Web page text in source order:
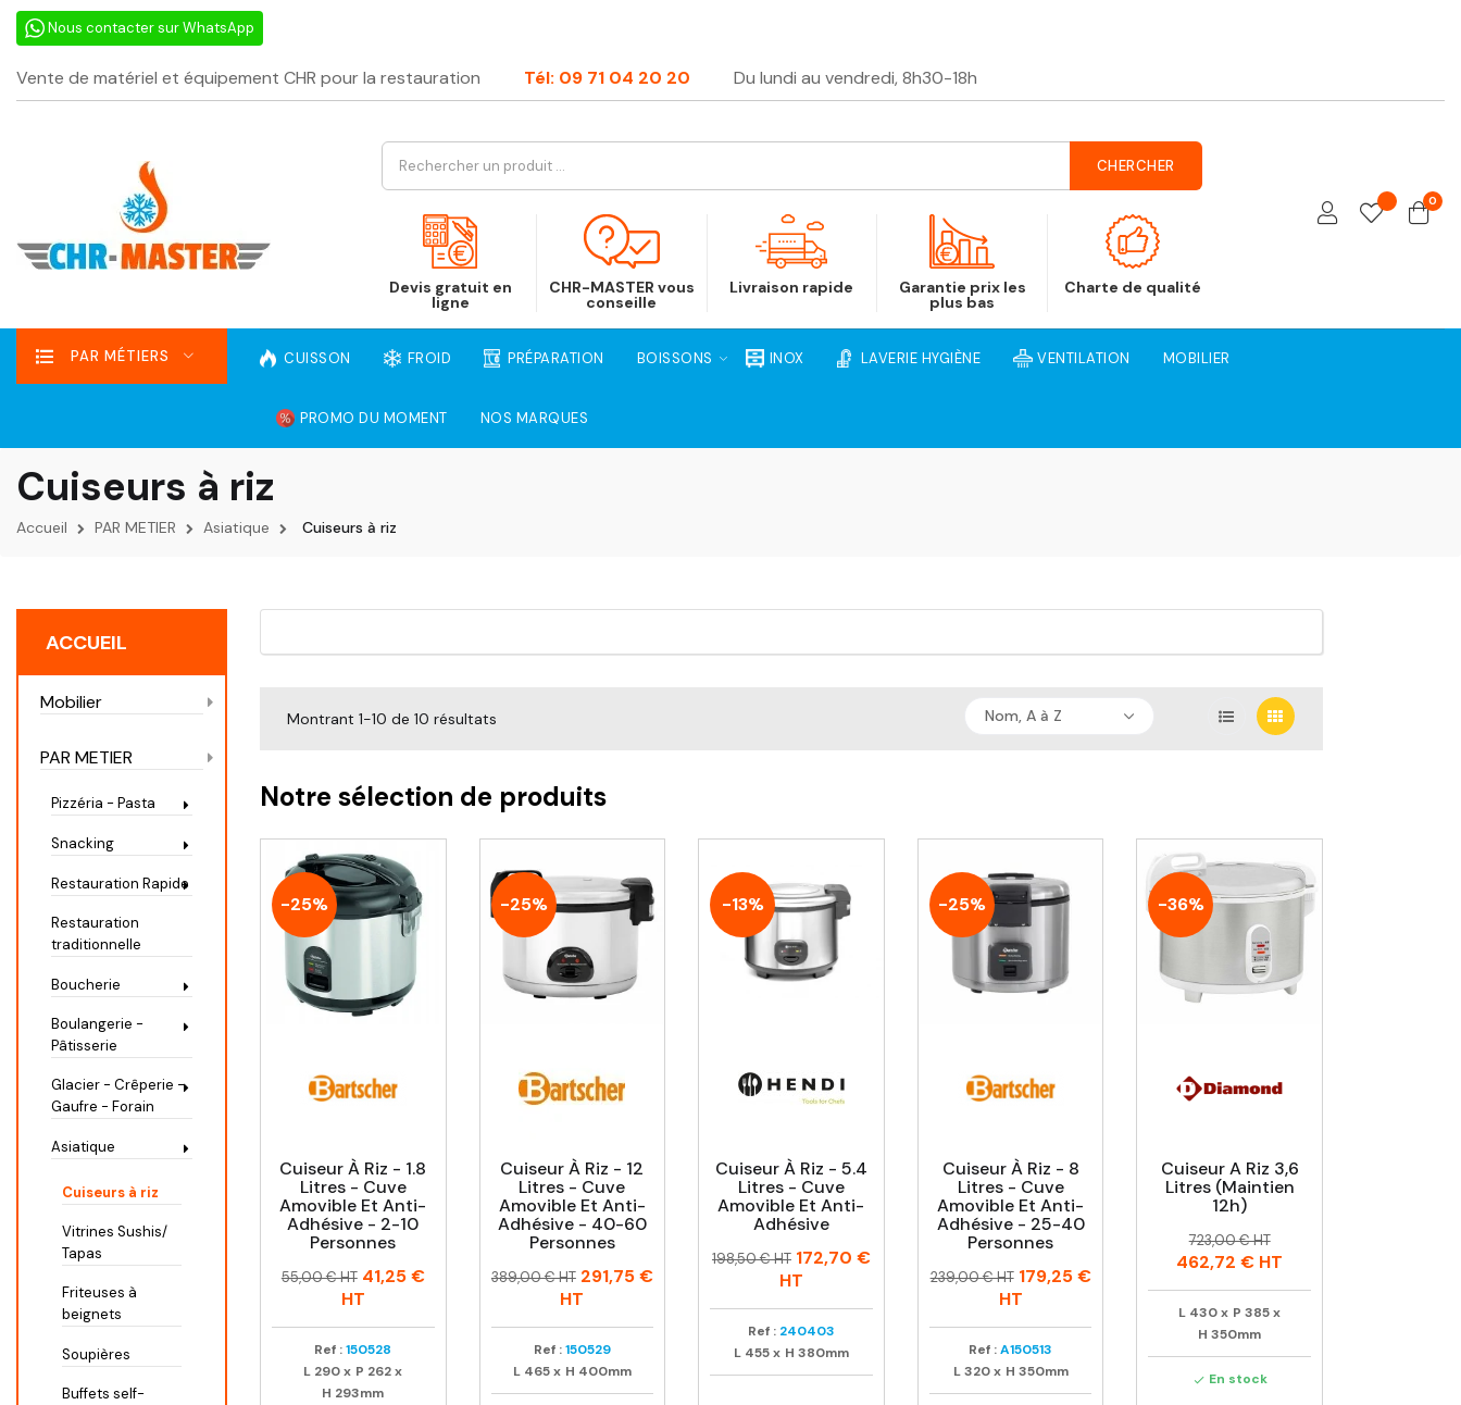
Nous contacter sur WhatsApp
Vente de matériel et équipement CHR pour la restauration Tél: 09 71 04 20 20 Du lundi au vendredi, 8h30-18h
CHERCHER
Devis gratuit en
ligne
CHR-MASTER vous
conseille
Livraison rapide Garantie prix les
plus bas
Charte de qualité
0
PAR MÉTIERS CUISSON FROID PRÉPARATION BOISSONS INOX LAVERIE HYGIÈNE VENTILATION MOBILIER
PROMO DU MOMENT NOS MARQUES
Cuiseurs à riz
Accueil PAR METIER Asiatique Cuiseurs à riz
ACCUEIL
Mobilier
PAR METIER
Pizzéria - Pasta
Snacking
Restauration Rapide
Restauration
traditionnelle
Boucherie
Boulangerie -
Pâtisserie
Glacier - Crêperie -
Gaufre - Forain
Asiatique
Cuiseurs à riz
Vitrines Sushis/
Tapas
Friteuses à
beignets
Soupières
Buffets self-
Montrant 1-10 de 10 résultats Nom, A à Z
Notre sélection de produits
-25%
Cuiseur À Riz - 1.8
Litres - Cuve
Amovible Et Anti-
Adhésive - 2-10
Personnes
Prix
Prix
habituel
55,00 € HT 41,25 €
HT
Ref : 150528
L 290 x P 262 x
H 293mm
-25%
Cuiseur À Riz - 12
Litres - Cuve
Amovible Et Anti-
Adhésive - 40-60
Personnes
Prix
Prix
389,00 € HT 291,75 €
HT
Ref :150529
L 465x H 400mm
-13%
Cuiseur À Riz - 5.4
Litres - Cuve
Amovible Et Anti-
Adhésive
Prix
Prix
198,50 € HT 172,70 €
HT
Ref : 240403
L 455x H 380mm
-25%
Cuiseur À Riz - 8
Litres - Cuve
Amovible Et Anti-
Adhésive - 25-40
Personnes
Prix
Prix
239,00 € HT 179,25 €
HT
Ref :A150513
L 320 x H 350mm
-36%
Cuiseur A Riz 3,6
Litres (maintien
12h)
Prix
Prix
habituel
723,00 € HT
462,72 € HT
L 430x P 385x
H 350mm
 En stock